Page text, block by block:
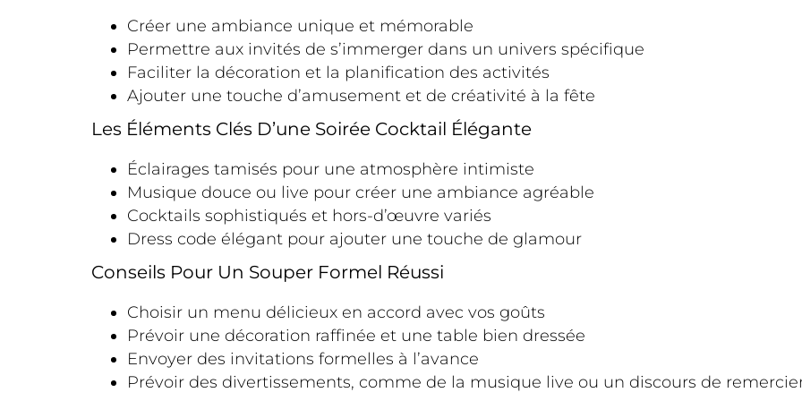
Créer une ambiance unique et mémorable
Permettre aux invités de s’immerger dans un univers spécifique
Faciliter la décoration et la planification des activités
Ajouter une touche d’amusement et de créativité à la fête
Les Éléments Clés D’une Soirée Cocktail Élégante
Éclairages tamisés pour une atmosphère intimiste
Musique douce ou live pour créer une ambiance agréable
Cocktails sophistiqués et hors-d’œuvre variés
Dress code élégant pour ajouter une touche de glamour
Conseils Pour Un Souper Formel Réussi
Choisir un menu délicieux en accord avec vos goûts
Prévoir une décoration raffinée et une table bien dressée
Envoyer des invitations formelles à l’avance
Prévoir des divertissements, comme de la musique live ou un discours de